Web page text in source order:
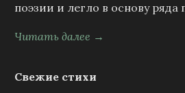
поэзии и легло в основу ряда
Читать далее →
Свежие стихи